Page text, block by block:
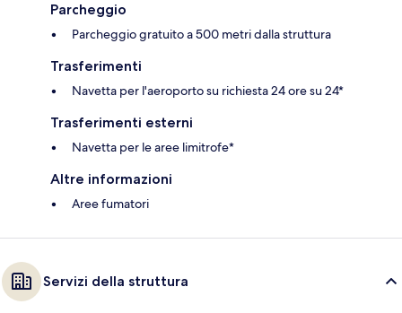
Parcheggio
Parcheggio gratuito a 500 metri dalla struttura
Trasferimenti
Navetta per l'aeroporto su richiesta 24 ore su 24*
Trasferimenti esterni
Navetta per le aree limitrofe*
Altre informazioni
Aree fumatori
Servizi della struttura